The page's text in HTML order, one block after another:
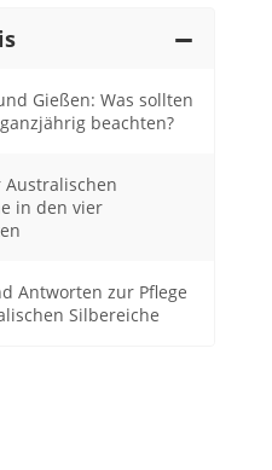
Gießen: Was sollten
beachten?
Australischen
in den vier
Antworten zur Pflege
Silbereiche